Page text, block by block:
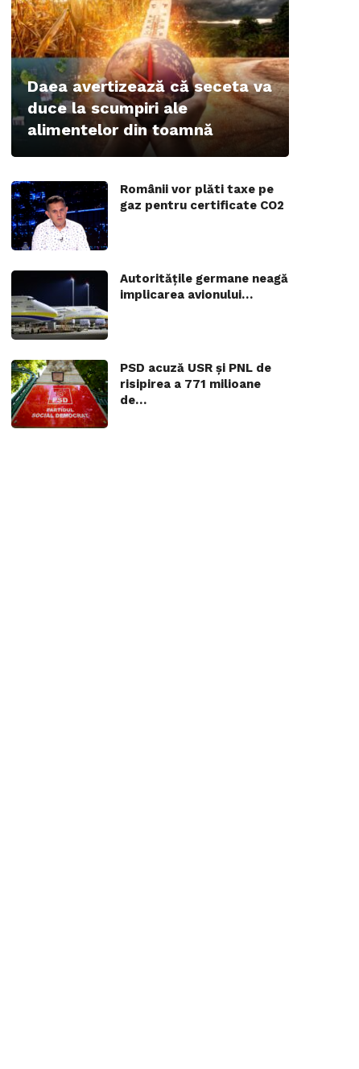
Daea avertizează că seceta va
duce la scumpiri ale
alimentelor din toamnă
Românii vor plăti taxe pe
gaz pentru certificate CO2
Autoritățile germane neagă
implicarea avionului…
PSD acuză USR și PNL de
risipirea a 771 milioane
de…